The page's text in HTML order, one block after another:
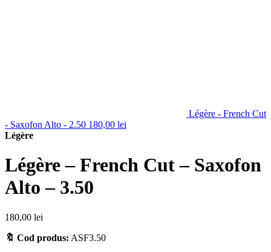
Légère - French Cut
- Saxofon Alto - 2.50 180,00 lei
Légère
Légère – French Cut – Saxofon
Alto – 3.50
180,00 lei
🔖 Cod produs: ASF3.50